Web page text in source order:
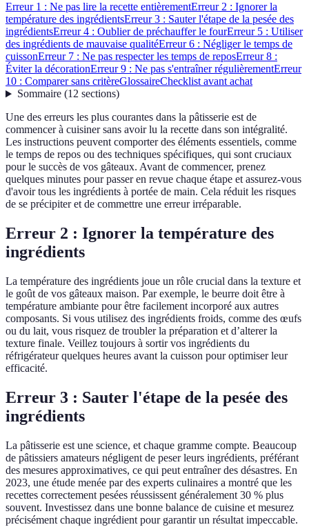
Erreur 1 : Ne pas lire la recette entièrementErreur 2 : Ignorer la
température des ingrédientsErreur 3 : Sauter l'étape de la pesée des
ingrédientsErreur 4 : Oublier de préchauffer le fourErreur 5 : Utiliser
des ingrédients de mauvaise qualitéErreur 6 : Négliger le temps de
cuissonErreur 7 : Ne pas respecter les temps de reposErreur 8 :
Éviter la décorationErreur 9 : Ne pas s'entraîner régulièrementErreur
10 : Comparer sans critèreGlossaireChecklist avant achat
Sommaire(12 sections)
Une des erreurs les plus courantes dans la pâtisserie est de
commencer à cuisiner sans avoir lu la recette dans son intégralité.
Les instructions peuvent comporter des éléments essentiels, comme
le temps de repos ou des techniques spécifiques, qui sont cruciaux
pour le succès de vos gâteaux. Avant de commencer, prenez
quelques minutes pour passer en revue chaque étape et assurez-vous
d'avoir tous les ingrédients à portée de main. Cela réduit les risques
de se précipiter et de commettre une erreur irréparable.
Erreur 2 : Ignorer la température des
ingrédients
La température des ingrédients joue un rôle crucial dans la texture et
le goût de vos gâteaux maison. Par exemple, le beurre doit être à
température ambiante pour être facilement incorporé aux autres
composants. Si vous utilisez des ingrédients froids, comme des œufs
ou du lait, vous risquez de troubler la préparation et d’alterer la
texture finale. Veillez toujours à sortir vos ingrédients du
réfrigérateur quelques heures avant la cuisson pour optimiser leur
efficacité.
Erreur 3 : Sauter l'étape de la pesée des
ingrédients
La pâtisserie est une science, et chaque gramme compte. Beaucoup
de pâtissiers amateurs négligent de peser leurs ingrédients, préférant
des mesures approximatives, ce qui peut entraîner des désastres. En
2023, une étude menée par des experts culinaires a montré que les
recettes correctement pesées réussissent généralement 30 % plus
souvent. Investissez dans une bonne balance de cuisine et mesurez
précisément chaque ingrédient pour garantir un résultat impeccable.